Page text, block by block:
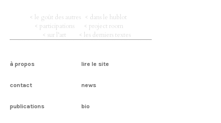
< le goût des autres < dans le hublot
< participations
< project room
< sur l’art
< les derniers textes
à propos lire le site
contact news
publications bio